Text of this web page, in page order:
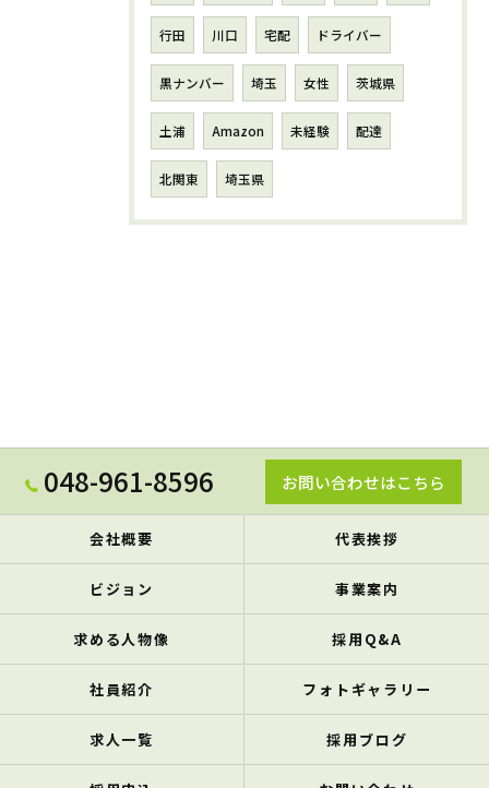
行田 川口 宅配 ドライバー
黒ナンバー 埼玉 女性 茨城県
土浦 Amazon 未経験 配達
北関東 埼玉県
048-961-8596 お問い合わせはこちら
会社概要 代表挨拶
ビジョン 事業案内
求める人物像 採用Q&A
社員紹介 フォトギャラリー
求人一覧 採用ブログ